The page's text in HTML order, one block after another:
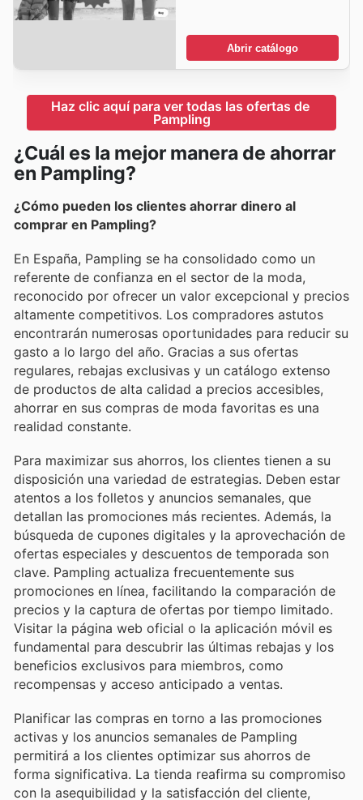
Abrir catálogo
Haz clic aquí para ver todas las ofertas de
Pampling
¿Cuál es la mejor manera de ahorrar
en Pampling?
¿Cómo pueden los clientes ahorrar dinero al
comprar en Pampling?
En España, Pampling se ha consolidado como un
referente de confianza en el sector de la moda,
reconocido por ofrecer un valor excepcional y precios
altamente competitivos. Los compradores astutos
encontrarán numerosas oportunidades para reducir su
gasto a lo largo del año. Gracias a sus ofertas
regulares, rebajas exclusivas y un catálogo extenso
de productos de alta calidad a precios accesibles,
ahorrar en sus compras de moda favoritas es una
realidad constante.
Para maximizar sus ahorros, los clientes tienen a su
disposición una variedad de estrategias. Deben estar
atentos a los folletos y anuncios semanales, que
detallan las promociones más recientes. Además, la
búsqueda de cupones digitales y la aprovechación de
ofertas especiales y descuentos de temporada son
clave. Pampling actualiza frecuentemente sus
promociones en línea, facilitando la comparación de
precios y la captura de ofertas por tiempo limitado.
Visitar la página web oficial o la aplicación móvil es
fundamental para descubrir las últimas rebajas y los
beneficios exclusivos para miembros, como
recompensas y acceso anticipado a ventas.
Planificar las compras en torno a las promociones
activas y los anuncios semanales de Pampling
permitirá a los clientes optimizar sus ahorros de
forma significativa. La tienda reafirma su compromiso
con la asequibilidad y la satisfacción del cliente,